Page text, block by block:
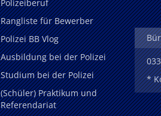
Polizeiberuf
Rangliste für Bewerber
Polizei BB Vlog
Ausbildung bei der Polizei
Studium bei der Polizei
(Schüler) Praktikum und
Referendariat
*